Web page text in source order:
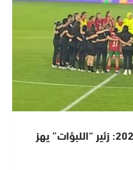
كأس أمم إفريقيا للسيدات 2026: زئير “اللبؤات” يهز